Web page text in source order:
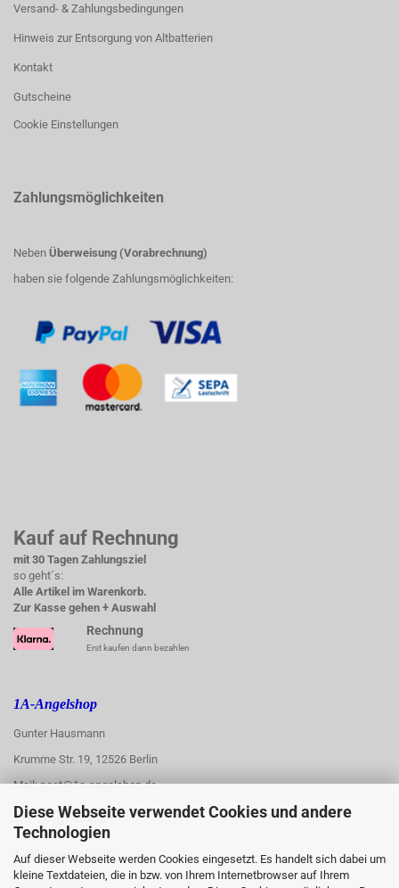
Diese Webseite verwendet Cookies und andere
Technologien
Auf dieser Webseite werden Cookies eingesetzt. Es handelt sich dabei um
kleine Textdateien, die in bzw. von Ihrem Internetbrowser auf Ihrem
Versand- & Zahlungsbedingungen
Hinweis zur Entsorgung von Altbatterien
Kontakt
Gutscheine
Cookie Einstellungen
Zahlungsmöglichkeiten
Neben Überweisung (Vorabrechnung)
haben sie folgende Zahlungsmöglichkeiten:
Kauf auf Rechnung
mit 30 Tagen Zahlungsziel
so geht´s:
Alle Artikel im Warenkorb.
Zur Kasse gehen + Auswahl
Rechnung
Erst kaufen dann bezahlen
1A-Angelshop
Gunter Hausmann
Krumme Str. 19, 12526 Berlin
Mail: post@1a-angelshop.de
1A-Angelshop-
Ladengeschäft: :